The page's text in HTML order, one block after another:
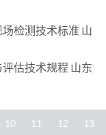
检测技术标准 山
估技术规程 山东
10 11 12 13